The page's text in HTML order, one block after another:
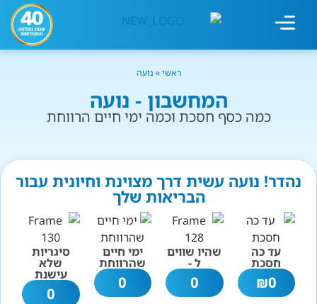
ראשי» נועה
המחשבון - נועה
כמה כסף חסכת וכמה ימי חיים הרווחת
נהדר! נועה עשית דרך מצוינת וחיונית עבור
הבריאות שלך
עד כה
חסכת
0
₪
שהיו שווים
ל -
0
ימי חיים
שהרווחת
0
סיגריות
שלא
עישנת
0